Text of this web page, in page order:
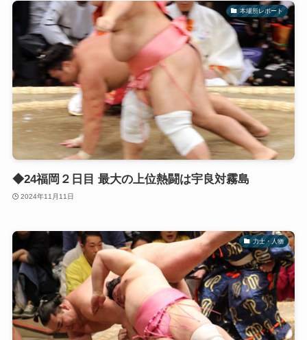
本場所レポート
◆24福岡２日目 最大の上位熱闘は宇良対霧島
2024年11月11日
力士・人物